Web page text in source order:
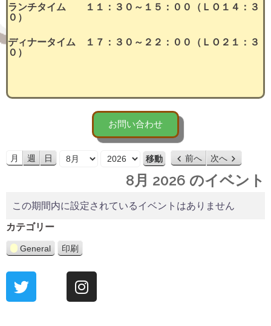
ランチタイム １１：３０～１５：００（ＬＯ１４：３
０）
ディナータイム １７：３０～２２：００（ＬＯ２１：３
０）
お問い合わせ
月 週 日 月 年 前へ 次へ
8月 2026 のイベント
この期間内に設定されているイベントはありません
カテゴリー
General 印刷